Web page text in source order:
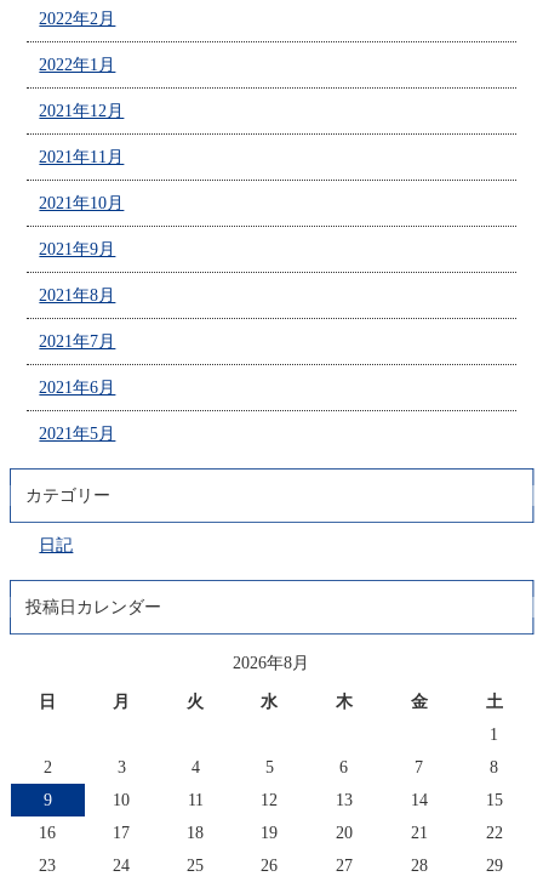
2022年2月
2022年1月
2021年12月
2021年11月
2021年10月
2021年9月
2021年8月
2021年7月
2021年6月
2021年5月
カテゴリー
日記
投稿日カレンダー
2026年8月
日 月 火 水 木 金
土
1
2
3 4 5 6 7
8
9
10 11 12 13 14
15
16
17 18 19 20 21
22
23
24 25 26 27 28 29